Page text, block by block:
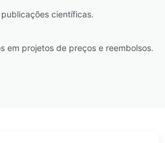
científicas.
em projetos de preços e reembolsos.